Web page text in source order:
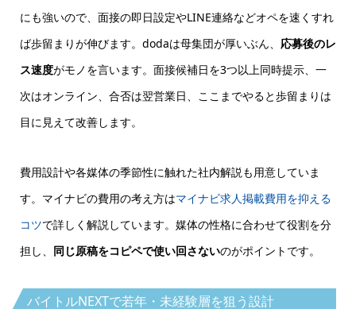
にも強いので、面接の即日設定やLINE連絡などオペを速くすれ
ば歩留まりが伸びます。dodaは母集団が厚いぶん、 応募後のレ
ス速度がモノを言います。面接候補日を3つ以上同時提示、一
次はオンライン、合否は翌営業日、ここまでやると歩留まりは
目に見えて改善します。
費用設計や各媒体の季節性に触れた社内解説も用意していま
す。マイナビの費用の考え方はマイナビ求人掲載費用を抑える
コツで詳しく解説しています。媒体の性格に合わせて役割を分
担し、 同じ原稿をコピペで使い回さないのがポイントです。
バイトルNEXTで若年・未経験層を狙う設計